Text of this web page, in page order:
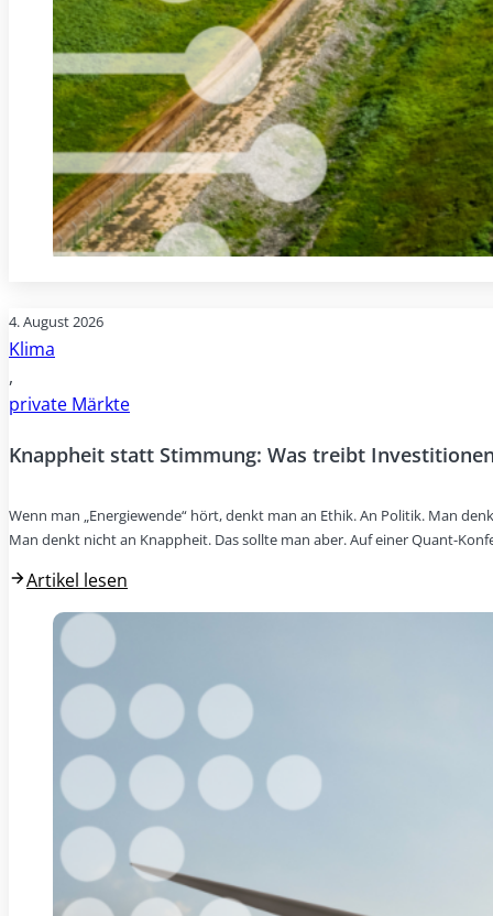
4. August 2026
Klima
,
private Märkte
Knappheit statt Stimmung: Was treibt
Wenn man „Energiewende“ hört, denkt man an Ethik. An Politik. Man
Man denkt nicht an Knappheit. Das sollte man aber. Auf einer Quant-
Artikel lesen